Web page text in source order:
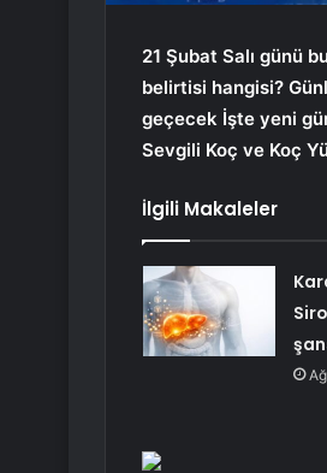
21 Şubat Salı günü
belirtisi hangisi?
geçecek İşte yeni
Sevgili Koç ve Koç
İlgili Makaleler